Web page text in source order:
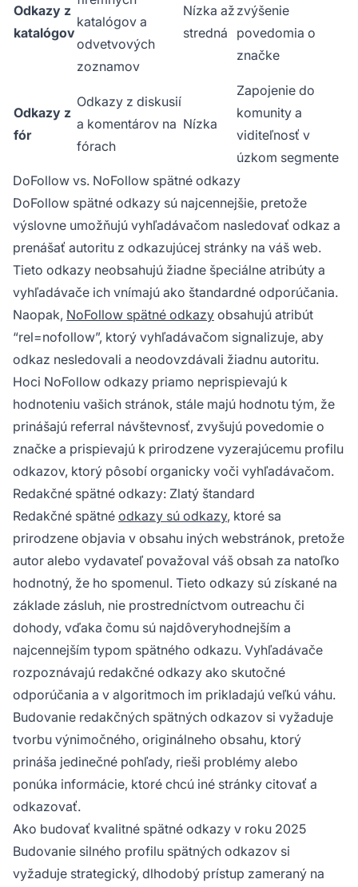
Odkazy z
katalógov
katalógov a
odvetvových
zoznamov
Nízka až
stredná
zvýšenie
povedomia o
značke
Odkazy z
fór
Odkazy z diskusií
a komentárov na
fórach
Nízka
Zapojenie do
komunity a
viditeľnosť v
úzkom segmente
DoFollow vs. NoFollow spätné odkazy
DoFollow spätné odkazy sú najcennejšie, pretože
výslovne umožňujú vyhľadávačom nasledovať odkaz a
prenášať autoritu z odkazujúcej stránky na váš web.
Tieto odkazy neobsahujú žiadne špeciálne atribúty a
vyhľadávače ich vnímajú ako štandardné odporúčania.
Naopak, NoFollow spätné odkazy obsahujú atribút
“rel=nofollow”, ktorý vyhľadávačom signalizuje, aby
odkaz nesledovali a neodovzdávali žiadnu autoritu.
Hoci NoFollow odkazy priamo neprispievajú k
hodnoteniu vašich stránok, stále majú hodnotu tým, že
prinášajú referral návštevnosť, zvyšujú povedomie o
značke a prispievajú k prirodzene vyzerajúcemu profilu
odkazov, ktorý pôsobí organicky voči vyhľadávačom.
Redakčné spätné odkazy: Zlatý štandard
Redakčné spätné odkazy sú odkazy, ktoré sa
prirodzene objavia v obsahu iných webstránok, pretože
autor alebo vydavateľ považoval váš obsah za natoľko
hodnotný, že ho spomenul. Tieto odkazy sú získané na
základe zásluh, nie prostredníctvom outreachu či
dohody, vďaka čomu sú najdôveryhodnejším a
najcennejším typom spätného odkazu. Vyhľadávače
rozpoznávajú redakčné odkazy ako skutočné
odporúčania a v algoritmoch im prikladajú veľkú váhu.
Budovanie redakčných spätných odkazov si vyžaduje
tvorbu výnimočného, originálneho obsahu, ktorý
prináša jedinečné pohľady, rieši problémy alebo
ponúka informácie, ktoré chcú iné stránky citovať a
odkazovať.
Ako budovať kvalitné spätné odkazy v roku 2025
Budovanie silného profilu spätných odkazov si
vyžaduje strategický, dlhodobý prístup zameraný na